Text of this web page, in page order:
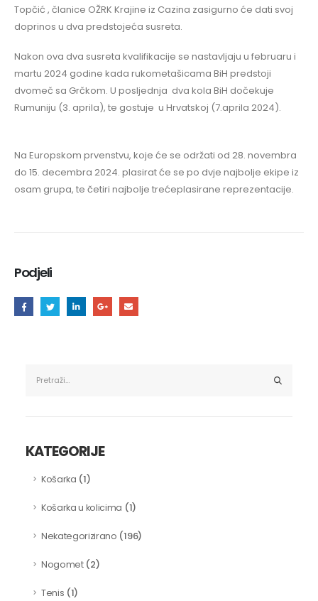
Topčić , članice OŽRK Krajine iz Cazina zasigurno će dati svoj
doprinos u dva predstojeća susreta.
Nakon ova dva susreta kvalifikacije se nastavljaju u februaru i
martu 2024 godine kada rukometašicama BiH predstoji
dvomeč sa Grčkom. U posljednja dva kola BiH dočekuje
Rumuniju (3. aprila), te gostuje u Hrvatskoj (7.aprila 2024).
Na Europskom prvenstvu, koje će se održati od 28. novembra
do 15. decembra 2024. plasirat će se po dvje najbolje ekipe iz
osam grupa, te četiri najbolje trećeplasirane reprezentacije.
Podjeli
KATEGORIJE
Košarka (1)
Košarka u kolicima (1)
Nekategorizirano (196)
Nogomet(2)
Tenis (1)